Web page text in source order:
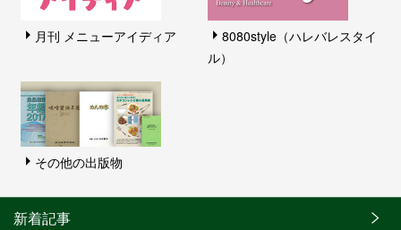
月刊 メニューアイディア
8080style（ハレバレスタイ
ル）
その他の出版物
新着記事